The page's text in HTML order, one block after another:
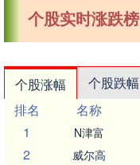
个股实时涨跌榜
个股涨幅 个股跌幅
排名
名称
1
N津富
2 威尔高